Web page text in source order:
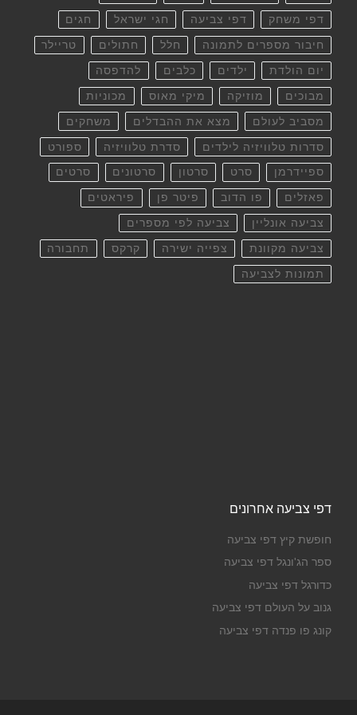
דפי משחק דפי צביעה חגי ישראל חגים
חיבור מספרים לתמונה חלל חתולים טריילר
יום הולדת ילדים כלבים להדפסה
מבוכים מוזיקה מיקי מאוס מכוניות
מסביב לעולם מצא את ההבדלים משחקים
סדרות טלוויזיה לילדים סדרת טלוויזיה ספורט
ספיידרמן סרט סרטון סרטונים סרטים
פאזלים פו הדוב פיטר פן פיראטים
צביעה אונליין צביעה לפי מספרים
צביעה מקוונת צפייה ישירה קרקס תחבורה
תמונות לצביעה
דפי צביעה אחרונים
חופשת קיץ דפי צביעה
ספר הג'ונגל דפי צביעה
כדורגל דפי צביעה
גנוב על העולם דפי צביעה
קונג פו פנדה דפי צביעה